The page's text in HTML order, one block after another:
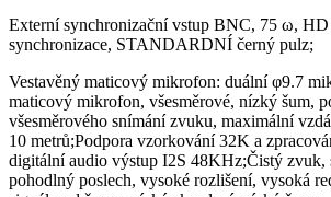
Externí synchronizační vstup BNC, 75 ω,
synchronizace, STANDARDNÍ černý pulz;
Vestavěný maticový mikrofon: duální φ9.7
maticový mikrofon, všesměrové, nízký šum,
všesměrového snímání zvuku, maximální
10 metrů;Podpora vzorkování 32K a
digitální audio výstup I2S 48KHz;Čistý zvuk,
pohodlný poslech, vysoké rozlišení, vysoká